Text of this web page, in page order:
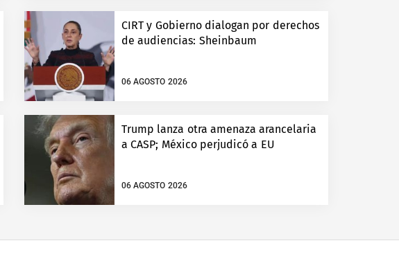
CIRT y Gobierno dialogan por derechos
de audiencias: Sheinbaum
06 AGOSTO 2026
Trump lanza otra amenaza arancelaria
a CASP; México perjudicó a EU
06 AGOSTO 2026